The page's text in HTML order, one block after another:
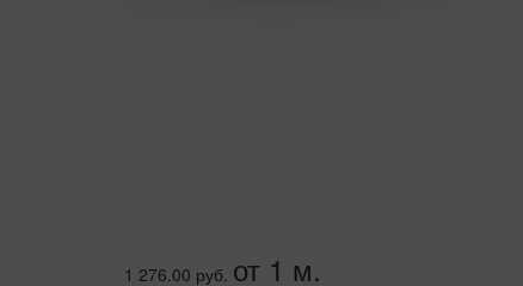
1 276.00 руб. от 1 м.